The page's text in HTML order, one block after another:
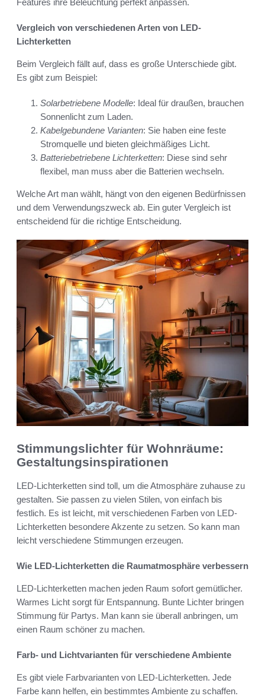
Features ihre Beleuchtung perfekt anpassen.
Vergleich von verschiedenen Arten von LED-
Lichterketten
Beim Vergleich fällt auf, dass es große Unterschiede gibt.
Es gibt zum Beispiel:
Solarbetriebene Modelle: Ideal für draußen, brauchen
Sonnenlicht zum Laden.
Kabelgebundene Varianten: Sie haben eine feste
Stromquelle und bieten gleichmäßiges Licht.
Batteriebetriebene Lichterketten: Diese sind sehr
flexibel, man muss aber die Batterien wechseln.
Welche Art man wählt, hängt von den eigenen Bedürfnissen
und dem Verwendungszweck ab. Ein guter Vergleich ist
entscheidend für die richtige Entscheidung.
Stimmungslichter für Wohnräume:
Gestaltungsinspirationen
LED-Lichterketten sind toll, um die Atmosphäre zuhause zu
gestalten. Sie passen zu vielen Stilen, von einfach bis
festlich. Es ist leicht, mit verschiedenen Farben von LED-
Lichterketten besondere Akzente zu setzen. So kann man
leicht verschiedene Stimmungen erzeugen.
Wie LED-Lichterketten die Raumatmosphäre verbessern
LED-Lichterketten machen jeden Raum sofort gemütlicher.
Warmes Licht sorgt für Entspannung. Bunte Lichter bringen
Stimmung für Partys. Man kann sie überall anbringen, um
einen Raum schöner zu machen.
Farb- und Lichtvarianten für verschiedene Ambiente
Es gibt viele Farbvarianten von LED-Lichterketten. Jede
Farbe kann helfen, ein bestimmtes Ambiente zu schaffen.